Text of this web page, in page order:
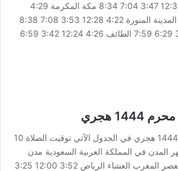
6:40 8:10 جدة 4:32 12:30 3:47 7:04 8:34 مكة المكرمة 4:29
12:27 3:45 7:01 8:31 المدينة المنورة 4:22 12:28 3:53 7:08 8:38
الدمام 3:35 11:47 3:16 6:29 7:59 الطائف 4:26 12:24 3:42 6:59
توقيت الصلاة 10 محرم 1444 هجري في الجدول الآتي توقيت الصلاة 10
لأشهر المدن في المملكة العربية السعودية مدن
السعودية الفجر الظهر العصر المغرب العشاء الرياض 3:52 12:00 3:25